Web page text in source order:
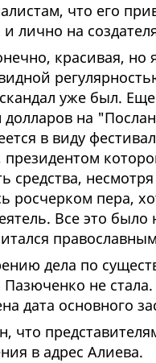
что его
лично на
красивая, но
уже был.
на
в виду
президентом
средства,
росчерком пера,
Все это было
дела по
не
дата основного
что
в адрес Алиева.